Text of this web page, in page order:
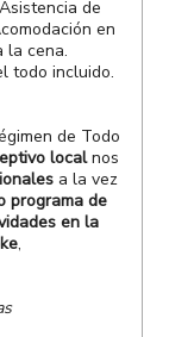
de
en
la cena.
todo incluido.
de Todo
localnos
a la vez
programa de
en la
,